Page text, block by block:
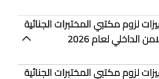
(19) - تجهيزات لزوم مكتبي المختبرات الجنائية
لعام 2026
(20) - تجهيزات لزوم مكتبي المختبرات الجنائية